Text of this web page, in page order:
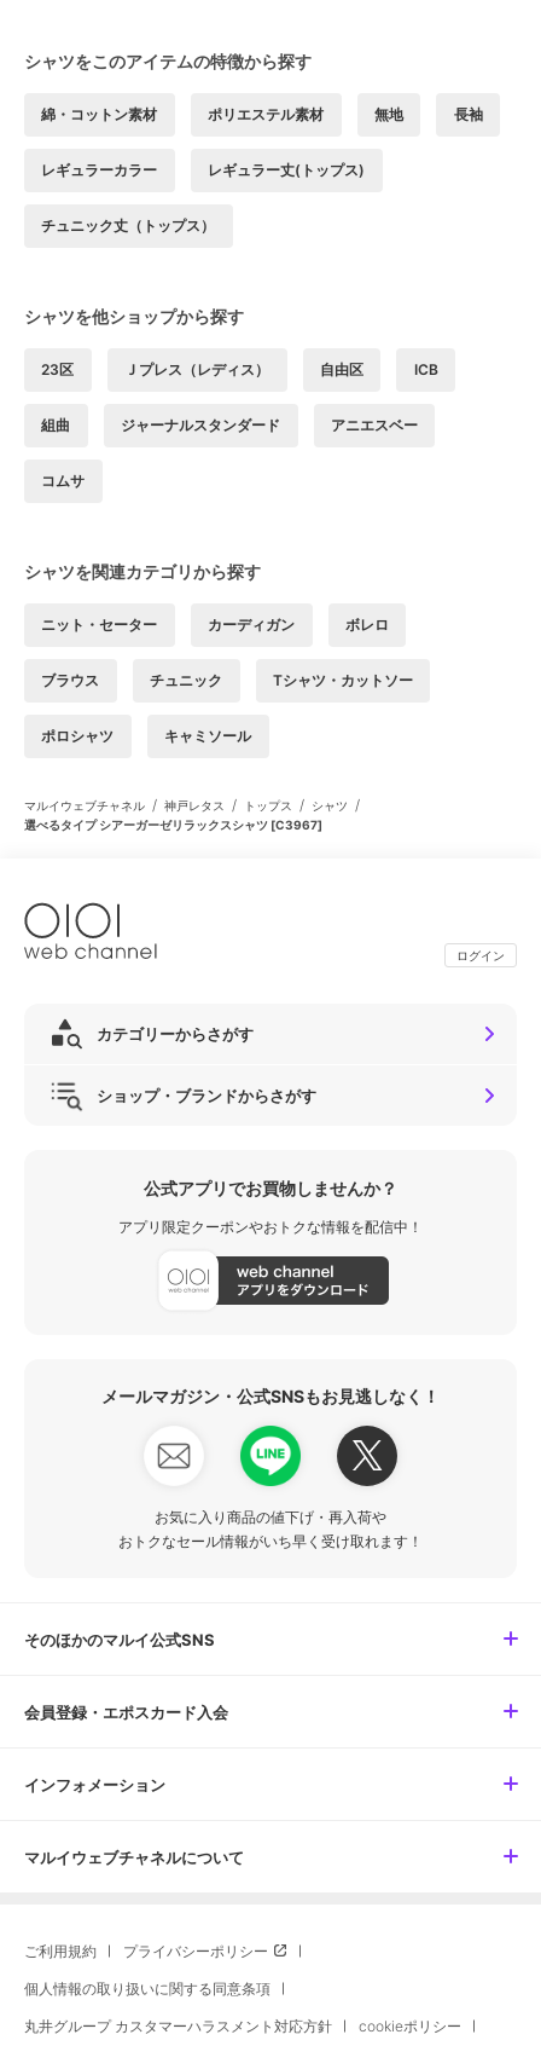
シャツをこのアイテムの特徴から探す
綿・コットン素材 ポリエステル素材 無地 長袖
レギュラーカラー レギュラー丈(トップス)
チュニック丈（トップス）
シャツを他ショップから探す
23区 Ｊプレス（レディス） 自由区 ICB
組曲 ジャーナルスタンダード アニエスベー
コムサ
シャツを関連カテゴリから探す
ニット・セーター カーディガン ボレロ
ブラウス チュニック Tシャツ・カットソー
ポロシャツ キャミソール
マルイウェブチャネル / 神戸レタス / トップス / シャツ /
選べるタイプ シアーガーゼリラックスシャツ [C3967]
ログイン
カテゴリーからさがす
ショップ・ブランドからさがす
公式アプリでお買物しませんか？
アプリ限定クーポンやおトクな情報を配信中！
メールマガジン・公式SNSもお見逃しなく！
お気に入り商品の値下げ・再入荷や
おトクなセール情報がいち早く受け取れます！
そのほかのマルイ公式SNS
会員登録・エポスカード入会
インフォメーション
マルイウェブチャネルについて
ご利用規約 プライバシーポリシー
個人情報の取り扱いに関する同意条項
丸井グループ カスタマーハラスメント対応方針 cookieポリシー